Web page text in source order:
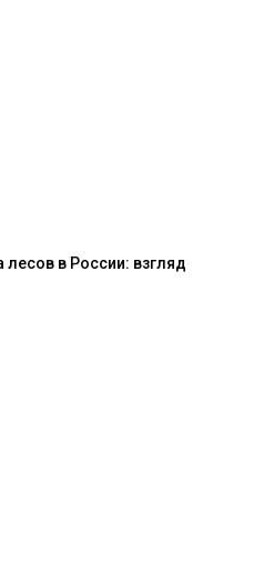
лесов в России: взгляд